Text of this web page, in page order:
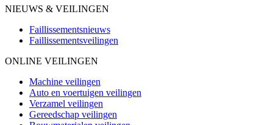
NIEUWS & VEILINGEN
Faillissementsnieuws
Faillissementsveilingen
ONLINE VEILINGEN
Machine veilingen
Auto en voertuigen veilingen
Verzamel veilingen
Gereedschap veilingen